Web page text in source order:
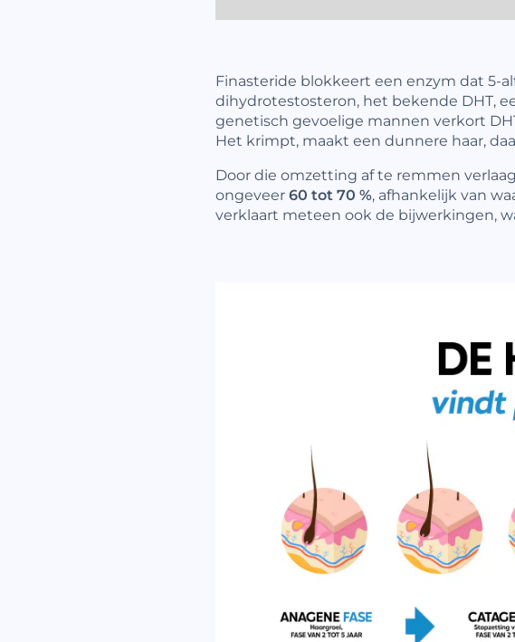
Finasteride blokkeert een enzym dat 5-
dihydrotestosteron, het bekende DHT,
genetisch gevoelige mannen verkort
Het krimpt, maakt een dunnere haar,
Door die omzetting af te remmen
ongeveer60 tot 70 %, afhankelijk van
verklaart meteen ook de bijwerkingen,